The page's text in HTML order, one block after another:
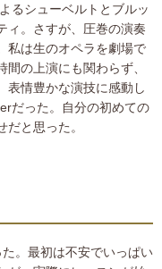
るシューベルトとブルッ
ィ。さすが、圧巻の演奏
私は生のオペラを劇場で
の上演にも関わらず、
表情豊かな演技に感動し
だった。自分の初めての
と思った。
。最初は不安でいっぱい